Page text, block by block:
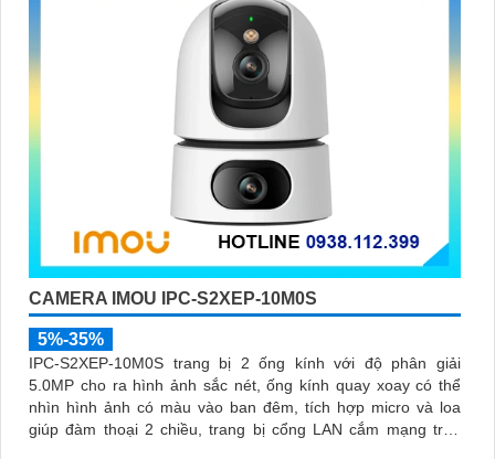
CAMERA IMOU IPC-S2XEP-10M0S
5%-35%
IPC-S2XEP-10M0S trang bị 2 ống kính với độ phân giải
5.0MP cho ra hình ảnh sắc nét, ống kính quay xoay có thể
nhìn hình ảnh có màu vào ban đêm, tích hợp micro và loa
giúp đàm thoại 2 chiều, trang bị cổng LAN cắm mạng trực